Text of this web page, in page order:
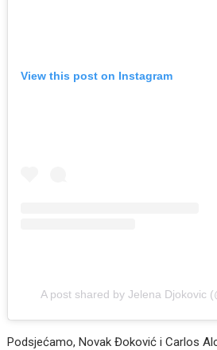
View this post on Instagram
A post shared by Jelena Djokovic
Podsjećamo, Novak Đoković i Carlos